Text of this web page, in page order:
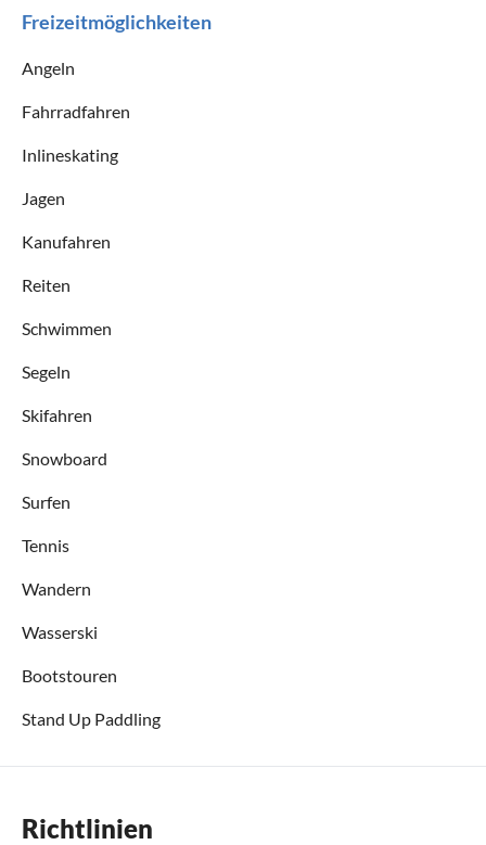
Freizeitmöglichkeiten
Angeln
Fahrradfahren
Inlineskating
Jagen
Kanufahren
Reiten
Schwimmen
Segeln
Skifahren
Snowboard
Surfen
Tennis
Wandern
Wasserski
Bootstouren
Stand Up Paddling
Richtlinien